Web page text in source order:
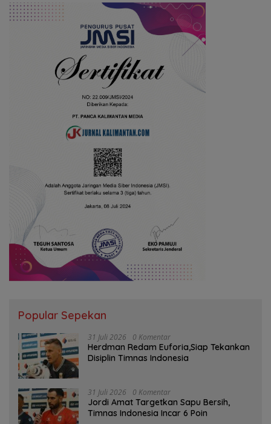
Popular Sepekan
31 Juli 2026 0 Komentar
Herdman Redam Euforia,Siap Tekankan
Disiplin Timnas Indonesia
31 Juli 2026 0 Komentar
Jordi Amat Targetkan Sapu Bersih,
Timnas Indonesia Incar 6 Poin